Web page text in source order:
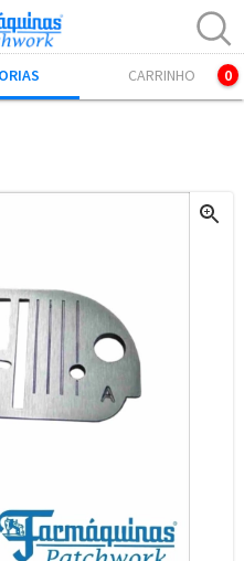
CARRINHO 0
o produto ao carrinho.